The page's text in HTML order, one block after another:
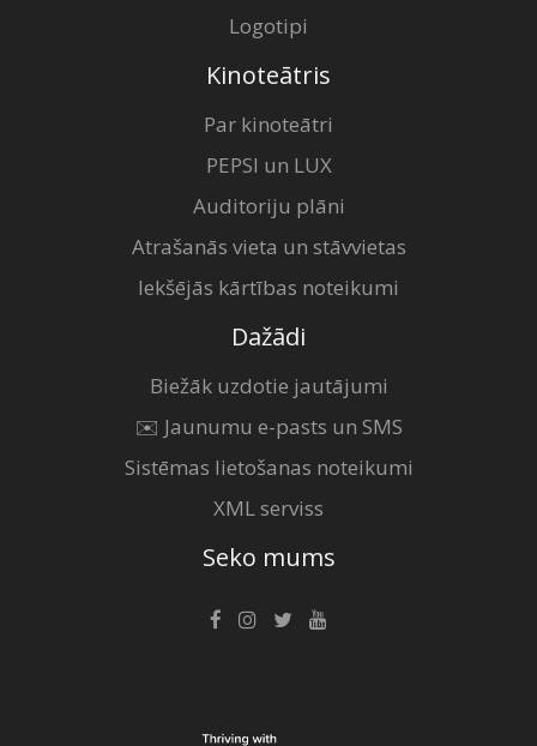
Logotipi
Kinoteātris
Par kinoteātri
PEPSI un LUX
Auditoriju plāni
Atrašanās vieta un stāvvietas
Iekšējās kārtības noteikumi
Dažādi
Biežāk uzdotie jautājumi
✉️ Jaunumu e-pasts un SMS
Sistēmas lietošanas noteikumi
XML serviss
Seko mums